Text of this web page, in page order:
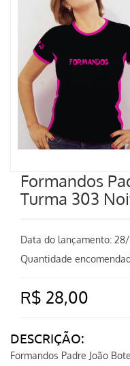
Formandos
Turma 303
Data do lançamento:
Quantidade
R$ 28,00
DESCRIÇÃO:
Formandos Padre João